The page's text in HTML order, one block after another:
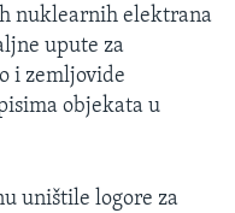
nuklearnih elektrana
upute za
i zemljovide
objekata u
uništile logore za